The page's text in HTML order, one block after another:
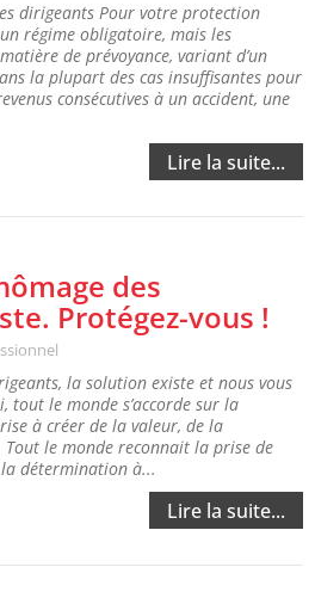
dirigeants Pour votre protection
régime obligatoire, mais les
de prévoyance, variant d’un
la plupart des cas insuffisantes pour
consécutives à un accident, une
Lire la suite...
des
Protégez-vous !
la solution existe et nous vous
tout le monde s’accorde sur la
à créer de la valeur, de la
Tout le monde reconnait la prise de
détermination à...
Lire la suite...